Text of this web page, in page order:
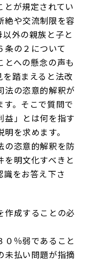
とが規定されてい
絶や交流制限を容
外の親族と子と
条の２について
とへの懸念の声も
踏まえると法改
法の恣意的解釈が
す。そこで質問で
益」とは何を指す
を求めます。
恣意的解釈を防
を明文化すべきと
識をお答え下さ
成することの必
％弱であること
未払い問題が指摘